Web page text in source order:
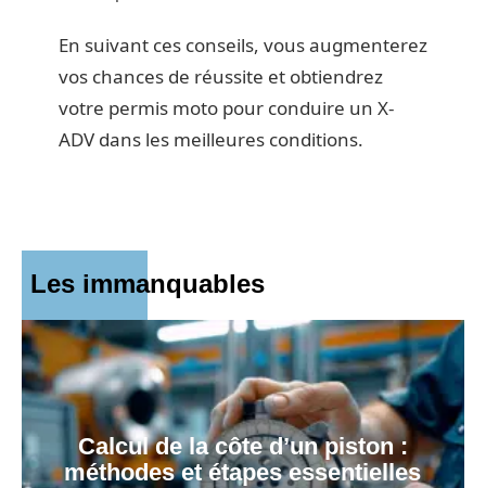
En suivant ces conseils, vous augmenterez
vos chances de réussite et obtiendrez
votre permis moto pour conduire un X-
ADV dans les meilleures conditions.
Les immanquables
Calcul de la côte d’un piston :
méthodes et étapes essentielles